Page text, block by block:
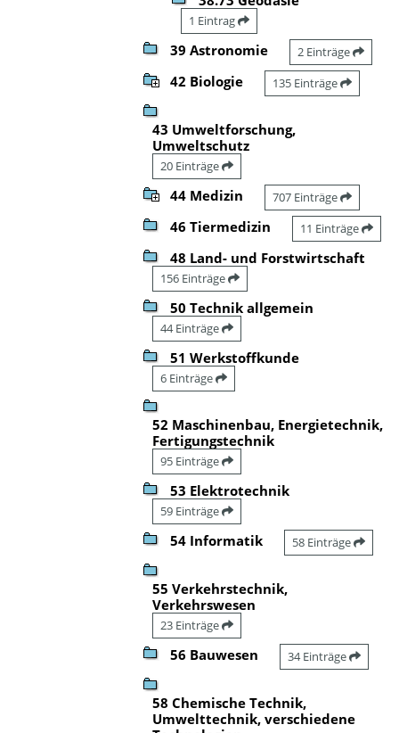
1 Eintrag
39 Astronomie 2 Einträge
42 Biologie 135 Einträge
43 Umweltforschung,
Umweltschutz
20 Einträge
44 Medizin 707 Einträge
46 Tiermedizin 11 Einträge
48 Land- und Forstwirtschaft
156 Einträge
50 Technik allgemein
44 Einträge
51 Werkstoffkunde
6 Einträge
52 Maschinenbau, Energietechnik,
Fertigungstechnik
95 Einträge
53 Elektrotechnik
59 Einträge
54 Informatik 58 Einträge
55 Verkehrstechnik,
Verkehrswesen
23 Einträge
56 Bauwesen 34 Einträge
58 Chemische Technik,
Umwelttechnik, verschiedene